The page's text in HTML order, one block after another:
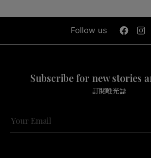
Follow us
Subscribe for new stories
訂閱唯光誌